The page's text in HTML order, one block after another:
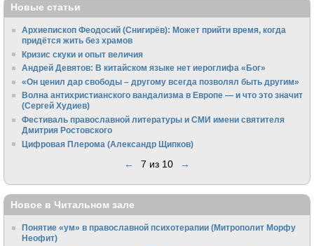
Новые статьи
Архиепископ Феодосий (Снигирёв): Может прийти время, когда
придётся жить без храмов
Кризис скуки и опыт величия
Андрей Девятов: В китайском языке нет иероглифа «Бог»
«Он ценил дар свободы – другому всегда позволял быть другим»
Волна антихристианского вандализма в Европе — и что это значит
(Сергей Худиев)
Фестиваль православной литературы и СМИ имени святителя
Дмитрия Ростовского
Цифровая Плерома (Александр Щипков)
← 7 из 10 →
Новое в Читальном зале
Понятие «ум» в православной психотерапии (Митрополит Морфу
Неофит)